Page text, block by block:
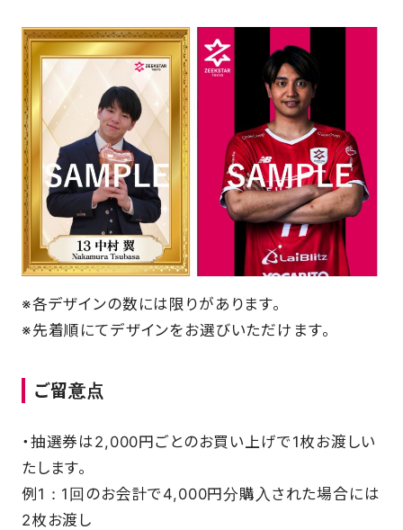
※各デザインの数には限りがあります。
※先着順にてデザインをお選びいただけます。
ご留意点
・抽選券は2,000円ごとのお買い上げで1枚お渡しい
たします。
例1：1回のお会計で4,000円分購入された場合には
2枚お渡し